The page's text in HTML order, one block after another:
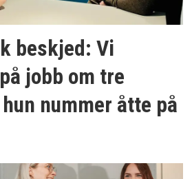
beskjed: Vi
jobb om tre
nummer åtte på